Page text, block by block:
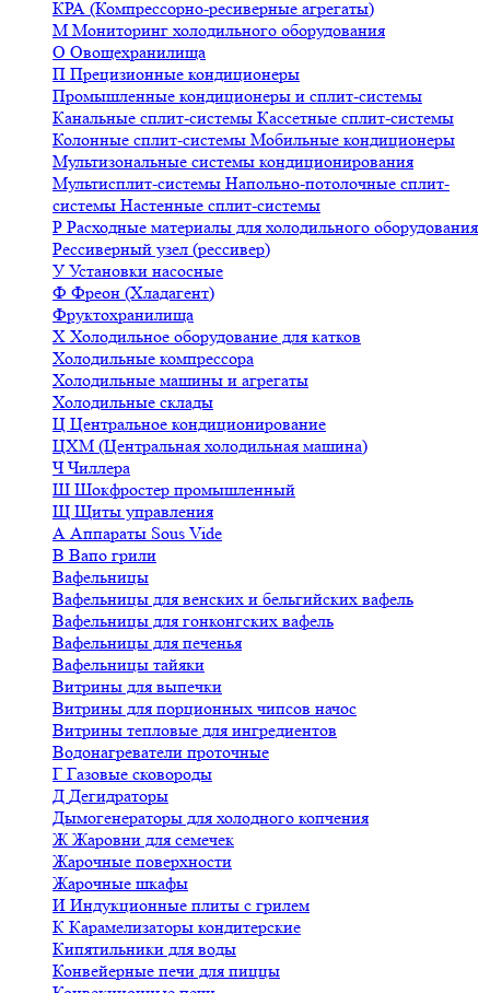
КРА (Компрессорно-ресиверные агрегаты)
М Мониторинг холодильного оборудования
О Овощехранилища
П Прецизионные кондиционеры
Промышленные кондиционеры и сплит-системы
Канальные сплит-системы Кассетные сплит-системы
Колонные сплит-системы Мобильные кондиционеры
Мультизональные системы кондиционирования
Мультисплит-системы Напольно-потолочные сплит-
системы Настенные сплит-системы
Р Расходные материалы для холодильного оборудования
Рессиверный узел (рессивер)
У Установки насосные
Ф Фреон (Хладагент)
Фруктохранилища
Х Холодильное оборудование для катков
Холодильные компрессора
Холодильные машины и агрегаты
Холодильные склады
Ц Центральное кондиционирование
ЦХМ (Центральная холодильная машина)
ЧЧиллера
Ш Шокфростер промышленный
Щ Щиты управления
А Аппараты Sous Vide
В Вапо грили
Вафельницы
Вафельницы для венских и бельгийских вафель
Вафельницы для гонконгских вафель
Вафельницы для печенья
Вафельницы тайяки
Витрины для выпечки
Витрины для порционных чипсов начос
Витрины тепловые для ингредиентов
Водонагреватели проточные
Г Газовые сковороды
Д Дегидраторы
Дымогенераторы для холодного копчения
ЖЖаровни для семечек
Жарочные поверхности
Жарочные шкафы
И Индукционные плиты с грилем
К Карамелизаторы кондитерские
Кипятильники для воды
Конвейерные печи для пиццы